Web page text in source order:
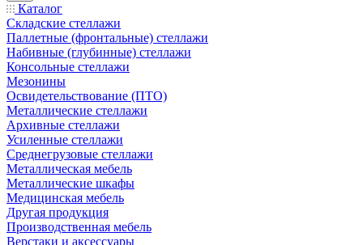
Каталог
Складские стеллажи
Паллетные (фронтальные) стеллажи
Набивные (глубинные) стеллажи
Консольные стеллажи
Мезонины
Освидетельствование (ПТО)
Металлические стеллажи
Архивные стеллажи
Усиленные стеллажи
Среднегрузовые стеллажи
Металлическая мебель
Металлические шкафы
Медицинская мебель
Другая продукция
Производственная мебель
Верстаки и аксессуары